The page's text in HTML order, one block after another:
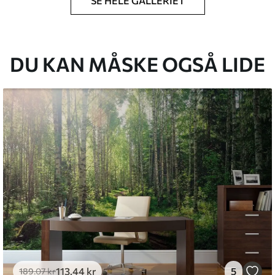
du har angivet, og skæres i identiske
.33269.00kr/m²
and Stick
.67400.00 kr /m²
DU KAN MÅSKE OGSÅ LIDE
189.07kr113.44 kr 5